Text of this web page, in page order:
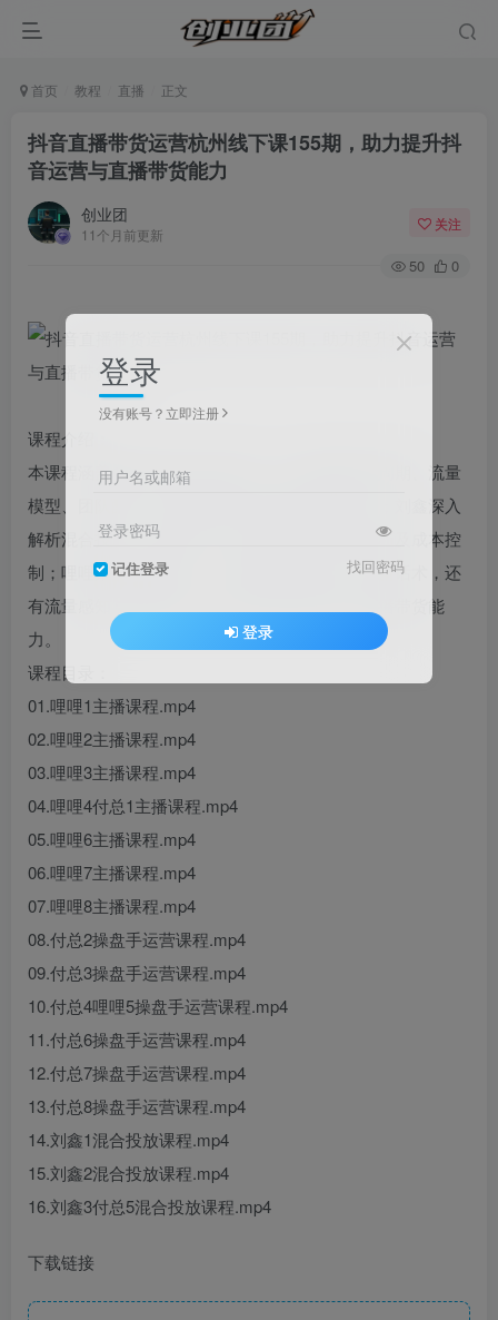
首页 教程 直播 正文
抖音直播带货运营杭州线下课155期，助力提升抖
音运营与直播带货能力
创业团
11个月前更新
关注
50 0
课程介绍：
本课程涵盖多维度抖音运营知识。付总讲解账号周期、流量
模型、团队配合、直播间排品与复盘等运营核心；刘鑫深入
解析混合投放、付费起号、随心推与千川投放技巧及成本控
制；哩哩聚焦主播能力，从话术逻辑到促单、拉新话术，还
有流量感知与直播节奏，助力提升抖音运营与直播带货能
力。
课程目录：
01.哩哩1主播课程.mp4
02.哩哩2主播课程.mp4
03.哩哩3主播课程.mp4
04.哩哩4付总1主播课程.mp4
05.哩哩6主播课程.mp4
06.哩哩7主播课程.mp4
07.哩哩8主播课程.mp4
08.付总2操盘手运营课程.mp4
09.付总3操盘手运营课程.mp4
10.付总4哩哩5操盘手运营课程.mp4
11.付总6操盘手运营课程.mp4
12.付总7操盘手运营课程.mp4
13.付总8操盘手运营课程.mp4
14.刘鑫1混合投放课程.mp4
15.刘鑫2混合投放课程.mp4
16.刘鑫3付总5混合投放课程.mp4
下载链接
登录
没有账号？立即注册
用户名或邮箱
登录密码
记住登录 找回密码
登录